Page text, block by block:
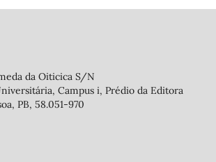
da Oiticica S/N
Campus i, Prédio da Editora
PB, 58.051-970